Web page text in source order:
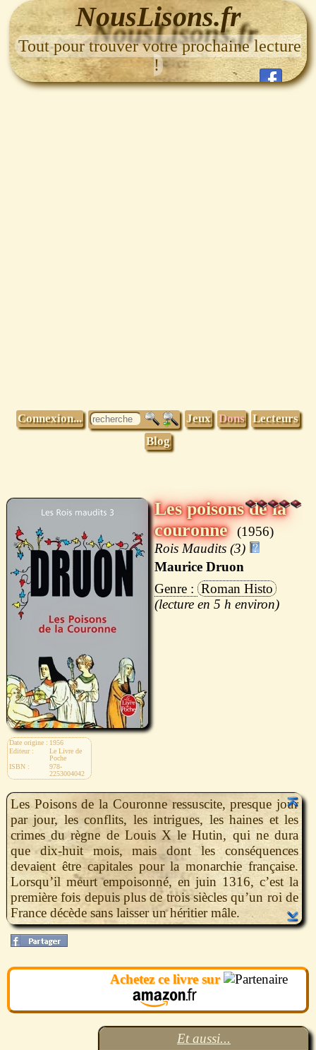
NousLisons.fr
Tout pour trouver votre prochaine lecture
!
Connexion... Jeux Dons Lecteurs
Blog
Date origine : 1956
Editeur :
Le Livre de
Poche
ISBN :
978-
2253004042
Les poisons de la
couronne
1956
Rois Maudits (3)
Maurice Druon
Roman Histo
5 h
Les Poisons de la Couronne ressuscite, presque jour
par jour, les conflits, les intrigues, les haines et les
crimes du règne de Louis X le Hutin, qui ne dura
que dix-huit mois, mais dont les conséquences
devaient être capitales pour la monarchie française.
Lorsqu’il meurt empoisonné, en juin 1316, c’est la
première fois depuis plus de trois siècles qu’un roi de
France décède sans laisser un héritier mâle.
Achetez ce livre sur
Et aussi...